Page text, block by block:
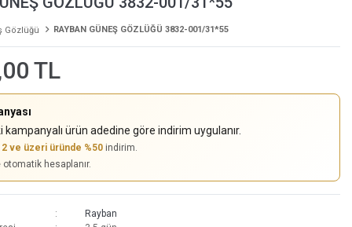
Gözlüğü RAYBAN GÜNEŞ GÖZLÜĞÜ 3832-001/31*55
TL
ürün adedine göre indirim uygulanır.
2 ve üzeri üründe %50indirim.
hesaplanır.
Rayban